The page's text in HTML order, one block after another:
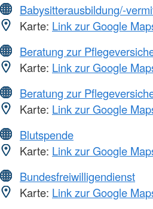
Babysitterausbildung/-
Karte: Link zur Google
Beratung zur
Karte: Link zur Google
Beratung zur
Karte: Link zur Google
Blutspende
Karte: Link zur Google
Bundesfreiwilligendienst
Karte: Link zur Google